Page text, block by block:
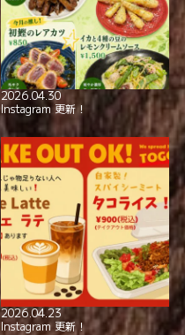
全席喫煙可
極上の美酒と
本格イタリアン！
2026.04.30
Instagram 更新！
2026.04.23
Instagram 更新！